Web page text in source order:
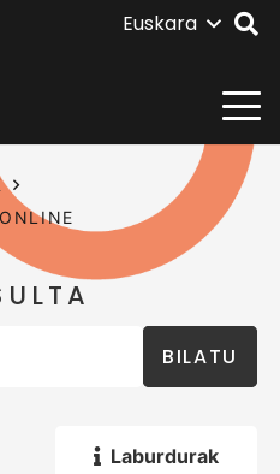
Euskara
BILATU
Laburdurak